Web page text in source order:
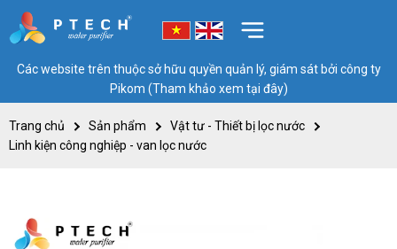
Các website trên thuộc sở hữu quyền quản lý, giám sát bởi công ty
Pikom (Tham khảo xem tại đây)
Trang chủ Sản phẩm
Vật tư - Thiết bị lọc nước
Linh kiện công nghiệp - van lọc nước